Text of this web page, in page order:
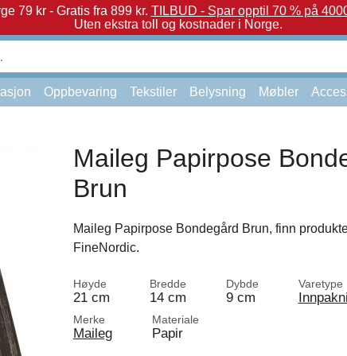
79 kr - Gratis fra 899 kr. TILBUD - Spar opptil 70 % på
Uten ekstra toll og kostnader i Norge.
Oppbevaring Tekstiler Belysning Møbler
Maileg Papirpose
Brun
Maileg Papirpose Bondegård Brun, finn
FineNordic.
Høyde
21 cm
Bredde
14 cm
Dybde
9 cm
Varetype
Merke
Maileg
Materiale
Papir